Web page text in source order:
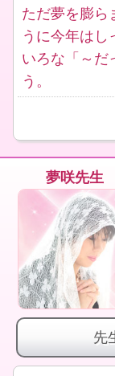
ただ夢を膨ら
うに今年はし
いろな「～だ
う。
夢咲先生
先